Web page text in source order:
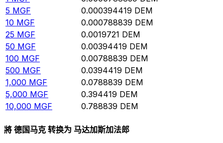
5 MGF 0.000394419 DEM
10 MGF 0.000788839 DEM
25 MGF 0.0019721 DEM
50 MGF 0.00394419 DEM
100 MGF 0.00788839 DEM
500 MGF 0.0394419 DEM
1,000 MGF 0.0788839 DEM
5,000 MGF 0.394419 DEM
10,000 MGF 0.788839 DEM
將 德国马克 转换为 马达加斯加法郎